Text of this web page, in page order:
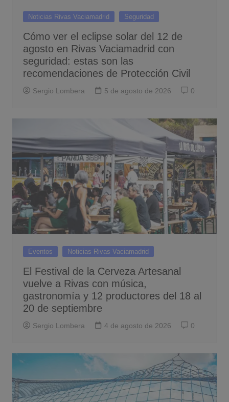
Noticias Rivas Vaciamadrid Seguridad
Cómo ver el eclipse solar del 12 de
agosto en Rivas Vaciamadrid con
seguridad: estas son las
recomendaciones de Protección Civil
Sergio Lombera 5 de agosto de 2026 0
Eventos Noticias Rivas Vaciamadrid
El Festival de la Cerveza Artesanal
vuelve a Rivas con música,
gastronomía y 12 productores del 18 al
20 de septiembre
Sergio Lombera 4 de agosto de 2026 0